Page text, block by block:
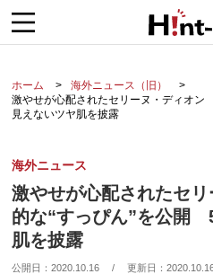
ホーム
海外ニュース（旧）
激やせが心配されたセリーヌ・ディオ
見えないツヤ肌を披露
海外ニュース
激やせが心配されたセ
的な“すっぴん”を公開
肌を披露
公開日：2020.10.16 / 更新日：